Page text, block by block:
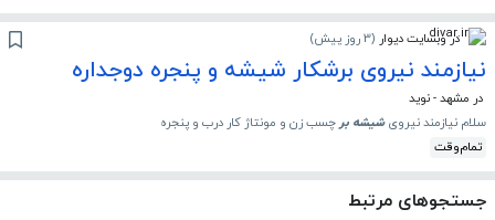
در وبسایت دیوار (3 روز پیش )
نیازمند نیروی برشکار شیشه و پنجره دوجداره
در مشهد - نوید
سلام نیازمند نیرویشیشه بر چسب زن و مونتاژ کار درب و پنجره
تمام‌وقت
جستجوهای مرتبط